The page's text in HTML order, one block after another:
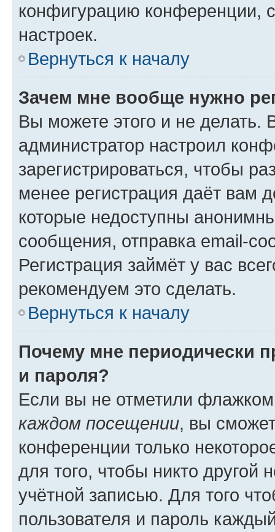
конфигурацию конференции,
настроек.
Вернуться к началу
Зачем мне вообще нужно
Вы можете этого и не делать.
администратор настроил
зарегистрироваться, чтобы
менее регистрация даёт вам
которые недоступны
сообщения, отправка email-
Регистрация займёт у вас
рекомендуем это сделать.
Вернуться к началу
Почему мне периодически
и пароля?
Если вы не отметили
каждом посещении, вы
конференции только
для того, чтобы никто другой
учётной записью. Для того
пользователя и пароль